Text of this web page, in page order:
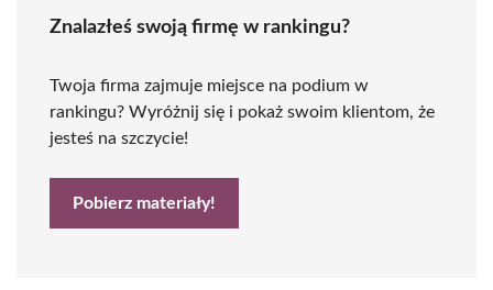
Znalazłeś swoją firmę w rankingu?
Twoja firma zajmuje miejsce na podium w
rankingu? Wyróżnij się i pokaż swoim klientom, że
jesteś na szczycie!
Pobierz materiały!